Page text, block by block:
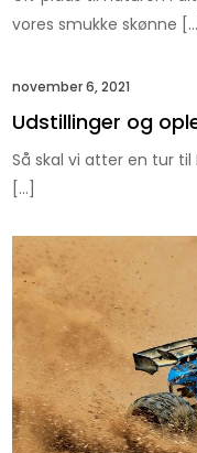
vores smukke skønne […]
november 6, 2021
Udstillinger og
Så skal vi atter en tur
[…]